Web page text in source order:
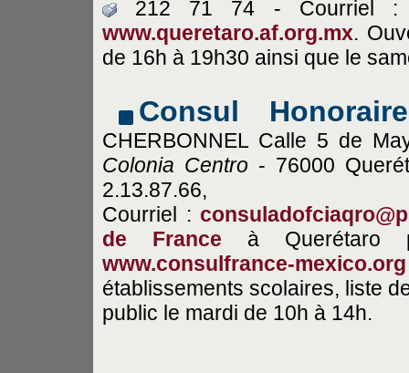
212 71 74 - Courriel
www.queretaro.af.org.mx.
de 16h à 19h30 ainsi que le
Consul
CHERBONNEL Calle 5 de
Colonia Centro - 76000
2.13.87.66,
Courriel :
de France à Querétaro
www.consulfrance-mexico.org
établissements scolaires, liste
public le mardi de 10h à 14h.